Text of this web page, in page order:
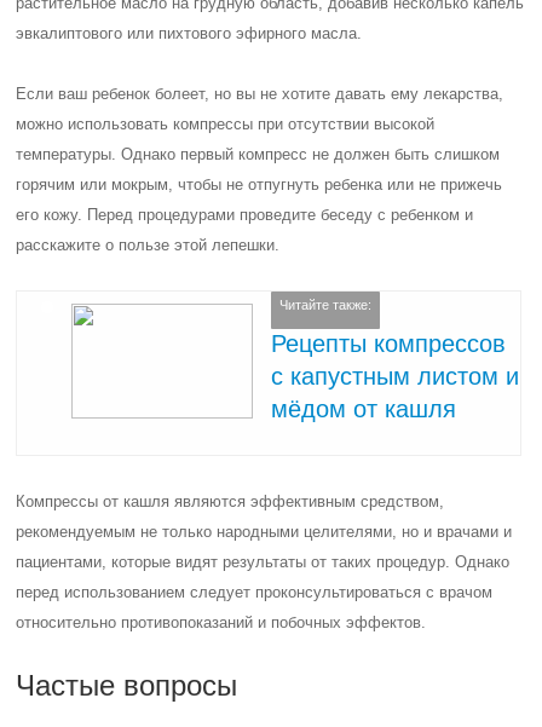
эвкалиптового или пихтового эфирного масла.
Если ваш ребенок болеет, но вы не хотите давать ему лекарства,
можно использовать компрессы при отсутствии высокой
температуры. Однако первый компресс не должен быть слишком
горячим или мокрым, чтобы не отпугнуть ребенка или не прижечь
его кожу. Перед процедурами проведите беседу с ребенком и
расскажите о пользе этой лепешки.
Читайте также:
Рецепты компрессов
с капустным листом и
мёдом от кашля
Компрессы от кашля являются эффективным средством,
рекомендуемым не только народными целителями, но и врачами и
пациентами, которые видят результаты от таких процедур. Однако
перед использованием следует проконсультироваться с врачом
относительно противопоказаний и побочных эффектов.
Частые вопросы